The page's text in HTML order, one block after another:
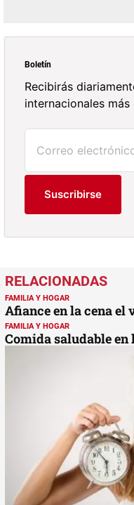
Boletín
Recibirás
internacionales
Suscribirse
FAMILIA Y HOGAR
Afiance en la cena
FAMILIA Y HOGAR
Comida saludable en